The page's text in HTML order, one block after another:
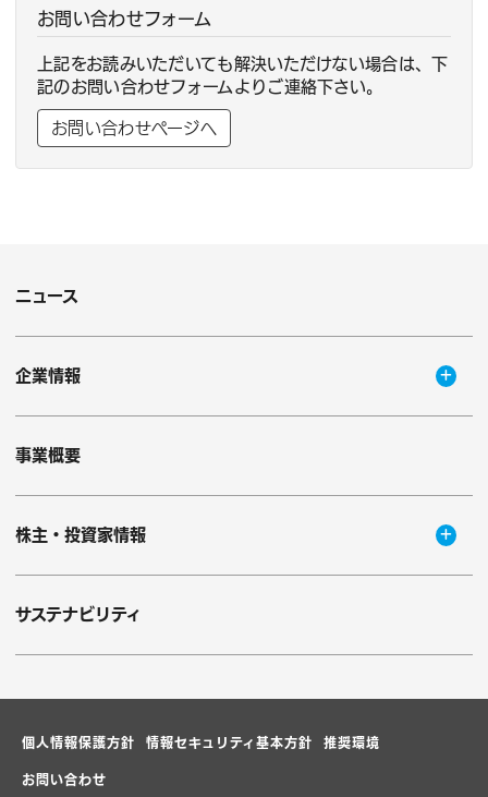
お問い合わせフォーム
上記をお読みいただいても解決いただけない場合は、下
記のお問い合わせフォームよりご連絡下さい。
お問い合わせページへ
ニュース
企業情報
事業概要
株主・投資家情報
サステナビリティ
個人情報保護方針 情報セキュリティ基本方針 推奨環境
お問い合わせ